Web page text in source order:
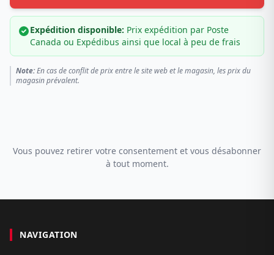
Expédition disponible: Prix expédition par Poste
Canada ou Expédibus ainsi que local à peu de frais
Note:En cas de conflit de prix entre le site web et le magasin, les prix du
magasin prévalent.
Vous pouvez retirer votre consentement et vous désabonner
à tout moment.
NAVIGATION